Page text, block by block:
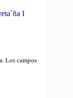
I
Los campos